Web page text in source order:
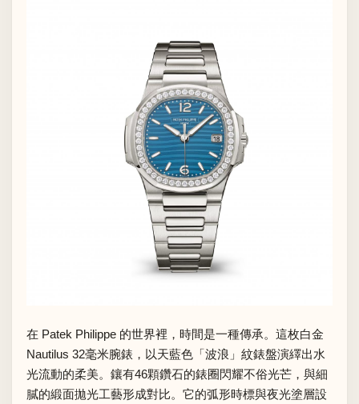
在 Patek Philippe 的世界裡，時間是一種傳承。這枚白金
Nautilus 32毫米腕錶，以天藍色「波浪」紋錶盤演繹出水
光流動的柔美。鑲有46顆鑽石的錶圈閃耀不俗光芒，與細
膩的緞面拋光工藝形成對比。它的弧形時標與夜光塗層設